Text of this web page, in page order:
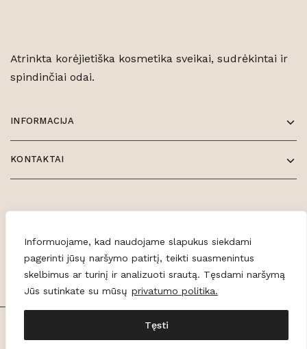
Informuojame, kad naudojame slapukus siekdami
pagerinti jūsų naršymo patirtį, teikti suasmenintus
skelbimus ar turinį ir analizuoti srautą. Tęsdami naršymą
Jūs sutinkate su mūsų privatumo politika.
Tęsti
Atrinkta korėjietiška kosmetika sveikai, sudrėkintai ir
spindinčiai odai.
INFORMACIJA
KONTAKTAI
© 2026 Glowe